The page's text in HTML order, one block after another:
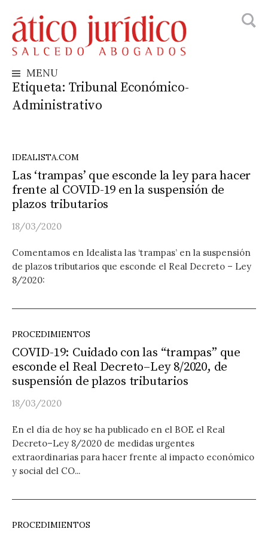
to
content
MENU
Etiqueta: Tribunal Económico-
Administrativo
IDEALISTA.COM
Las ‘trampas’ que esconde la ley para hacer
frente al COVID-19 en la suspensión de
plazos tributarios
18/03/2020
Comentamos en Idealista las ‘trampas’ en la suspensión
de plazos tributarios que esconde el Real Decreto – Ley
8/2020:
PROCEDIMIENTOS
COVID-19: Cuidado con las “trampas” que
esconde el Real Decreto–Ley 8/2020, de
suspensión de plazos tributarios
18/03/2020
En el día de hoy se ha publicado en el BOE el Real
Decreto–Ley 8/2020 de medidas urgentes
extraordinarias para hacer frente al impacto económico
y social del CO...
PROCEDIMIENTOS